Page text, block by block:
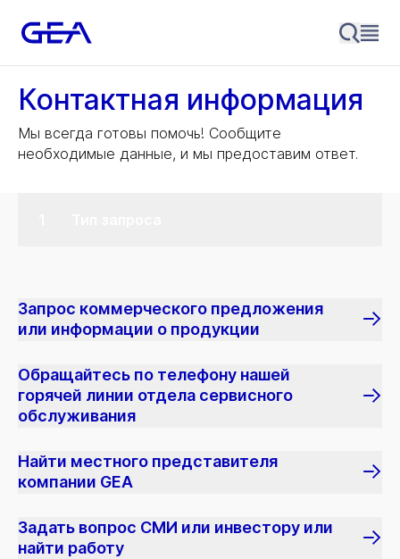
Контактная информация
Мы всегда готовы помочь! Сообщите
необходимые данные, и мы предоставим ответ.
Запрос коммерческого предложения
или информации о продукции
Обращайтесь по телефону нашей
горячей линии отдела сервисного
обслуживания
Найти местного представителя
компании GEA
Задать вопрос СМИ или инвестору или
найти работу